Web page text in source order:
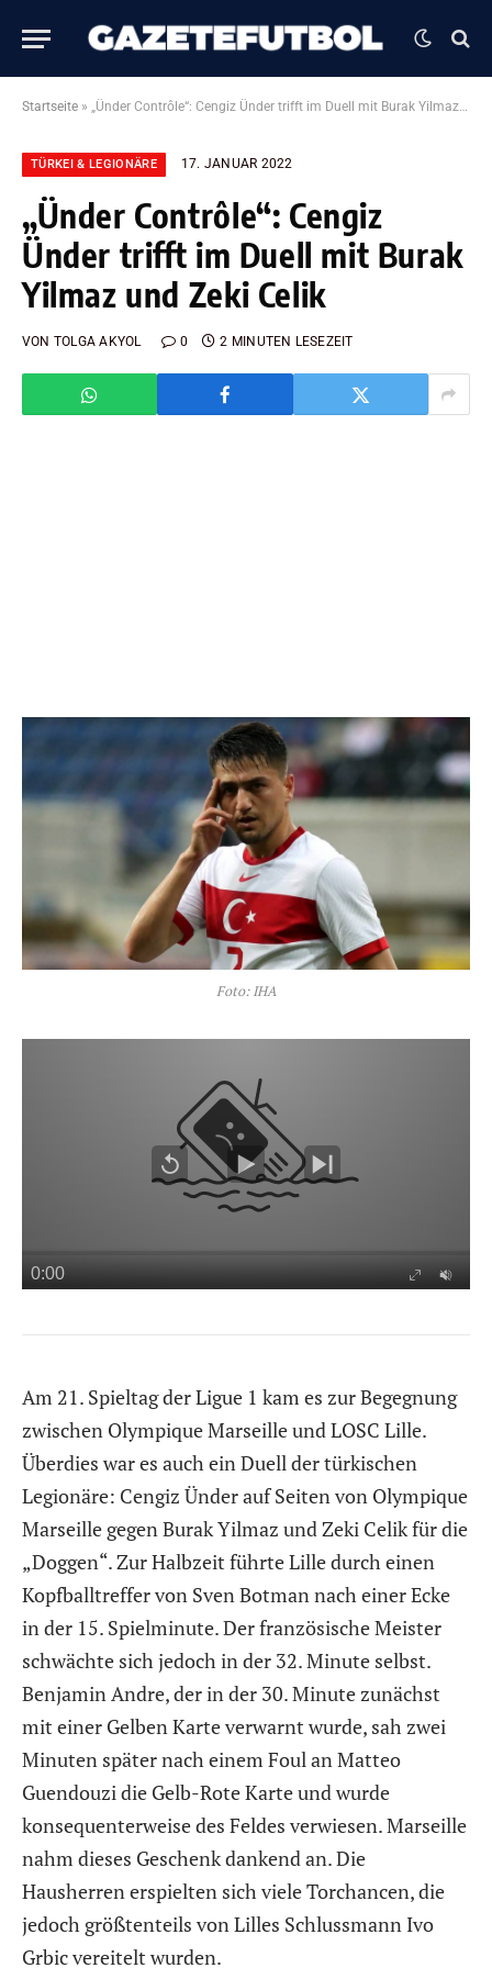
Startseite » „Ünder Contrôle“: Cengiz Ünder trifft im Duell mit Burak Yilmaz und Zeki Celik
TÜRKEI & LEGIONÄRE 17. JANUAR 2022
„Ünder Contrôle“: Cengiz
Ünder trifft im Duell mit Burak
Yilmaz und Zeki Celik
VON TOLGA AKYOL 0 2 MINUTEN LESEZEIT
Foto: IHA
Am 21. Spieltag der Ligue 1 kam es zur Begegnung
zwischen Olympique Marseille und LOSC Lille.
Überdies war es auch ein Duell der türkischen
Legionäre: Cengiz Ünder auf Seiten von Olympique
Marseille gegen Burak Yilmaz und Zeki Celik für die
„Doggen“. Zur Halbzeit führte Lille durch einen
Kopfballtreffer von Sven Botman nach einer Ecke
in der 15. Spielminute. Der französische Meister
schwächte sich jedoch in der 32. Minute selbst.
Benjamin Andre, der in der 30. Minute zunächst
mit einer Gelben Karte verwarnt wurde, sah zwei
Minuten später nach einem Foul an Matteo
Guendouzi die Gelb-Rote Karte und wurde
konsequenterweise des Feldes verwiesen. Marseille
nahm dieses Geschenk dankend an. Die
Hausherren erspielten sich viele Torchancen, die
jedoch größtenteils von Lilles Schlussmann Ivo
Grbic vereitelt wurden.